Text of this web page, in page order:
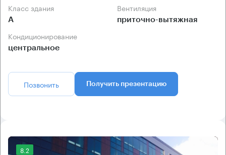
Класс здания
А
Вентиляция
приточно-вытяжная
Кондиционирование
центральное
Позвонить Получить презентацию
8.2